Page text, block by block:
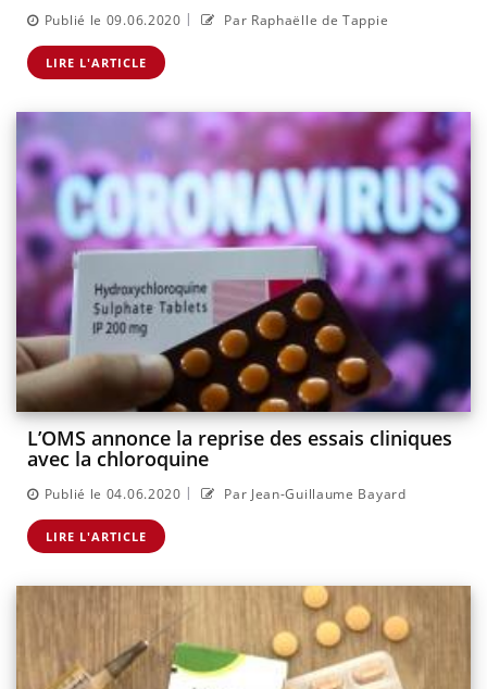
Publié le 09.06.2020 | Par Raphaëlle de Tappie
LIRE L'ARTICLE
L’OMS annonce la reprise des essais cliniques
avec la chloroquine
Publié le 04.06.2020 | Par Jean-Guillaume Bayard
LIRE L'ARTICLE